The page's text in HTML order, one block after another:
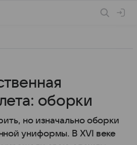
оборки
но изначально оборки
униформы. В XVI веке